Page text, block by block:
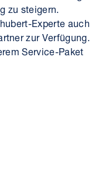
zu steigern.
Experte auch
zur Verfügung.
Service-Paket